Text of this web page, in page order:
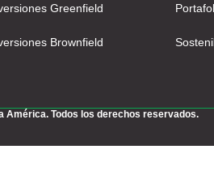
Greenfield
Brownfield
América. Todos los derechos reservados.